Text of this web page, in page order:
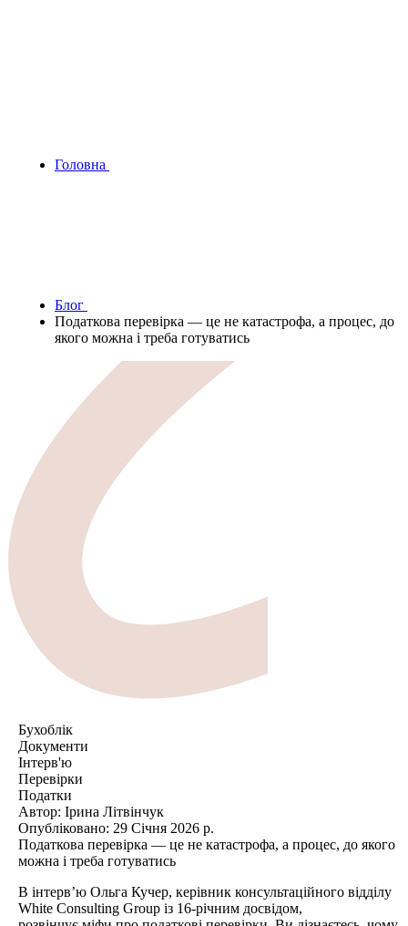
Головна
Блог
Податкова перевірка — це не катастрофа, а процес, до
якого можна і треба готуватись
Бухоблік
Документи
Інтерв'ю
Перевірки
Податки
Автор: Ірина Літвінчук
Опубліковано: 29 Січня 2026 р.
Податкова перевірка — це не катастрофа, а процес, до якого
можна і треба готуватись
В інтерв’ю Ольга Кучер, керівник консультаційного відділу
White Consulting Group із 16-річним досвідом,